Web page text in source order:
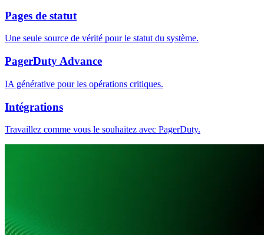
Pages de statut
Une seule source de vérité pour le statut du système.
PagerDuty Advance
IA générative pour les opérations critiques.
Intégrations
Travaillez comme vous le souhaitez avec PagerDuty.